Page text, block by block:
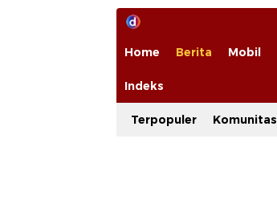
Home Berita Mobil
Indeks
Terpopuler Komunitas